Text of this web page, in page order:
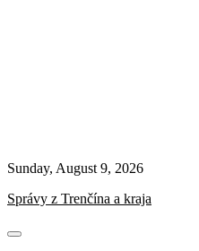
Sunday, August 9, 2026
Správy z Trenčína a kraja